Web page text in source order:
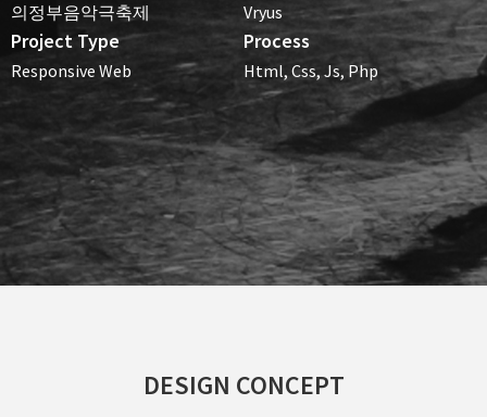
의정부음악극축제 Vryus
Project Type
Responsive Web
Process
Html, Css, Js, Php
DESIGN CONCEPT